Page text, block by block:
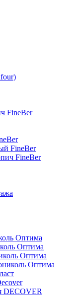
FineBer
FineBer
FineBer
Оптима
Оптима
Оптима
Оптима
DECOVER